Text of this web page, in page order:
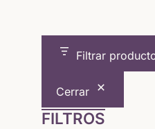
era:
Filtrar
Cerrar
FILTROS